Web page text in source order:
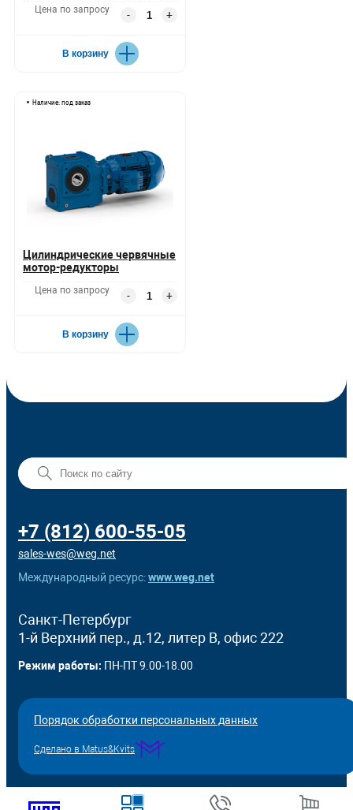
Цена по запросу - +
В корзину
Цилиндрические червячные
мотор-редукторы
Наличие: под заказ
Цена по запросу - +
В корзину
+7 (812) 600-55-05
sales-wes@weg.net
Санкт-Петербург
1-й Верхний пер., д.12, литер В, офис 222
Режим работы: ПН-ПТ 9.00-18.00
Международный ресурс:www.weg.net
Порядок обработки персональных данных
Сделано в Matus&Kvits
© ООО ВЕГ РУС, 2026